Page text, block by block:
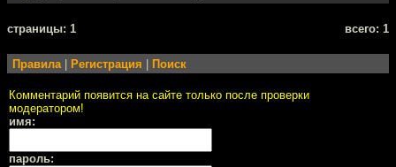
cтраницы: 1 всего: 1
Правила| Регистрация Поиск
Комментарий появится на сайте только после проверки
модератором!
имя:
пароль: